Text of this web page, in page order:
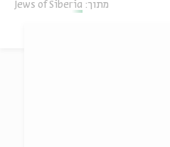
מתוך: Jews of Siberia